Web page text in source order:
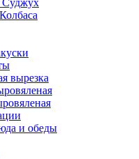
Суджух
вырезка
и обеды